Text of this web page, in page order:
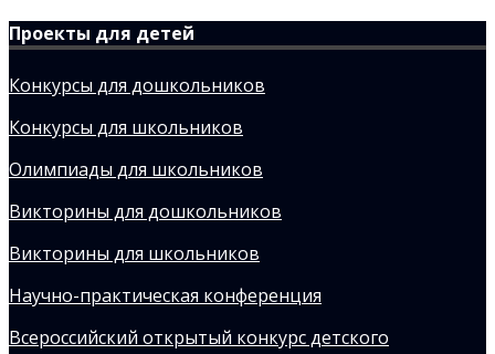
Проекты для детей
Конкурсы для дошкольников
Конкурсы для школьников
Олимпиады для школьников
Викторины для дошкольников
Викторины для школьников
Научно-практическая конференция
Всероссийский открытый конкурс детского